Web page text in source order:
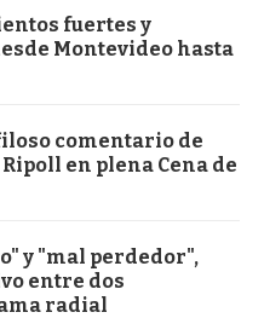
fuertes y
Montevideo hasta
comentario de
en plena Cena de
y "mal perdedor",
entre dos
radial